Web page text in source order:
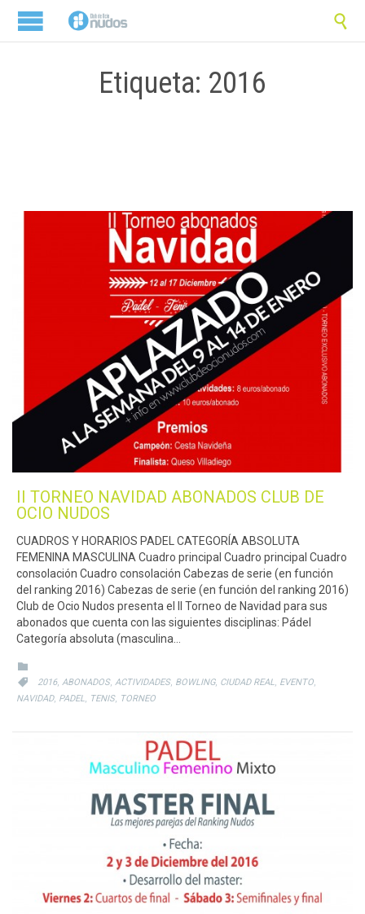

Etiqueta: 2016
II TORNEO NAVIDAD ABONADOS CLUB DE
OCIO NUDOS
CUADROS Y HORARIOS PADEL CATEGORÍA ABSOLUTA
FEMENINA MASCULINA Cuadro principal Cuadro principal Cuadro
consolación Cuadro consolación Cabezas de serie (en función
del ranking 2016) Cabezas de serie (en función del ranking 2016)
Club de Ocio Nudos presenta el II Torneo de Navidad para sus
abonados que cuenta con las siguientes disciplinas: Pádel
Categoría absoluta (masculina…

 CATEGORY
2016, ABONADOS, ACTIVIDADES, BOWLING, CIUDAD REAL, EVENTO,
NAVIDAD, PADEL, TENIS, TORNEO